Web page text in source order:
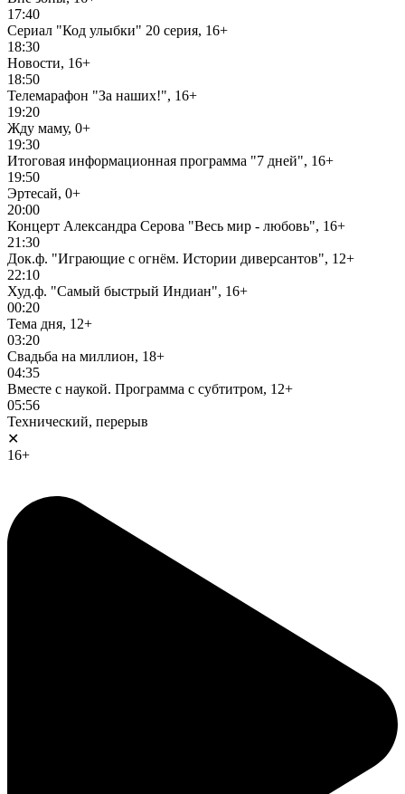
17:40
Сериал "Код улыбки" 20 серия, 16+
18:30
Новости, 16+
18:50
Телемарафон "За наших!", 16+
19:20
Жду маму, 0+
19:30
Итоговая информационная программа "7 дней", 16+
19:50
Эртесай, 0+
20:00
Концерт Александра Серова "Весь мир - любовь", 16+
21:30
Док.ф. "Играющие с огнём. Истории диверсантов", 12+
22:10
Худ.ф. "Самый быстрый Индиан", 16+
00:20
Тема дня, 12+
03:20
Свадьба на миллион, 18+
04:35
Вместе с наукой. Программа с субтитром, 12+
05:56
Технический, перерыв
✕
16+